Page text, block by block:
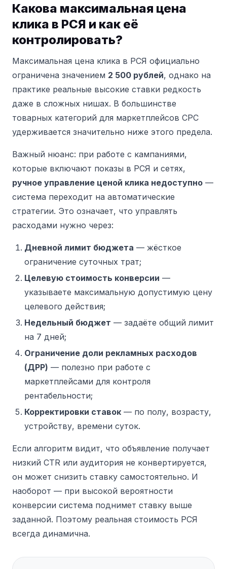
Какова максимальная цена
клика в РСЯ и как её
контролировать?
Максимальная цена клика в РСЯ официально
ограничена значением 2 500 рублей, однако на
практике реальные высокие ставки редкость
даже в сложных нишах. В большинстве
товарных категорий для маркетплейсов CPC
удерживается значительно ниже этого предела.
Важный нюанс: при работе с кампаниями,
которые включают показы в РСЯ и сетях,
ручное управление ценой клика недоступно —
система переходит на автоматические
стратегии. Это означает, что управлять
расходами нужно через:
Дневной лимит бюджета — жёсткое
ограничение суточных трат;
Целевую стоимость конверсии —
указываете максимальную допустимую цену
целевого действия;
Недельный бюджет — задаёте общий лимит
на 7 дней;
Ограничение доли рекламных расходов
(ДРР) — полезно при работе с
маркетплейсами для контроля
рентабельности;
Корректировки ставок — по полу, возрасту,
устройству, времени суток.
Если алгоритм видит, что объявление получает
низкий CTR или аудитория не конвертируется,
он может снизить ставку самостоятельно. И
наоборот — при высокой вероятности
конверсии система поднимет ставку выше
заданной. Поэтому реальная стоимость РСЯ
всегда динамична.